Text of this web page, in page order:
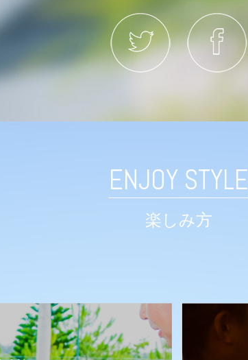
ENJOY STYLE
楽しみ方